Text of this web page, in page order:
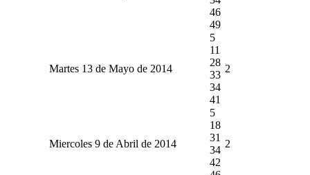
46
49
Martes 13 de Mayo de 2014
5
11
28
33
34
41
2
Miercoles 9 de Abril de 2014
5
18
31
34
42
2